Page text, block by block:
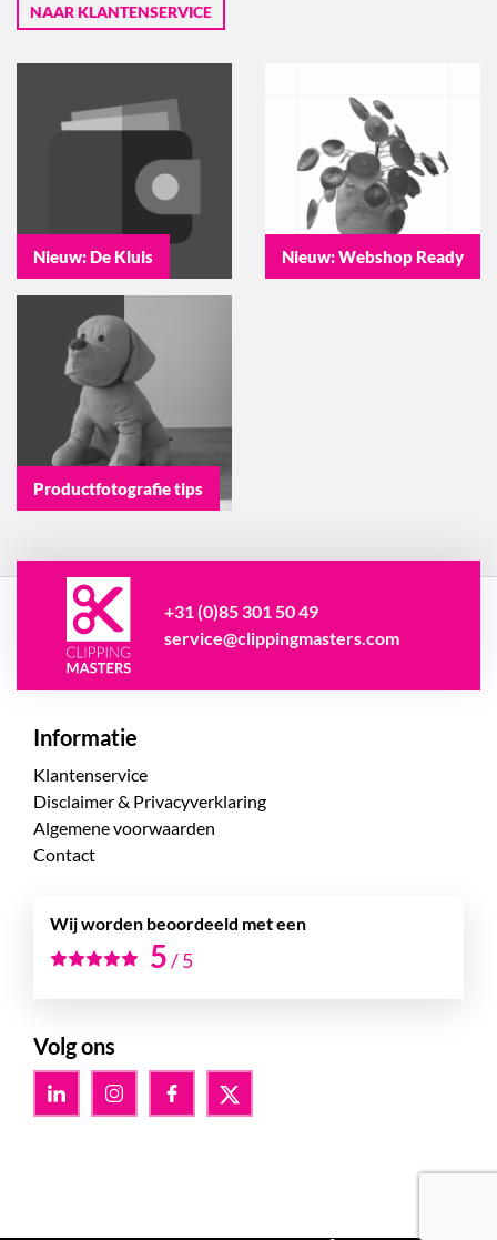
NAAR KLANTENSERVICE
Nieuw: De Kluis Nieuw: Webshop Ready
Productfotografie tips
+31 (0)85 301 50 49
service@clippingmasters.com
Informatie
Klantenservice
Disclaimer & Privacyverklaring
Algemene voorwaarden
Contact
Wij worden beoordeeld met een
5/5
Volg ons